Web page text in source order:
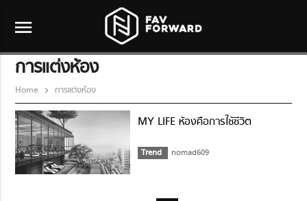
menu
การแต่งห้อง
Home การแต่งห้อง
MY LIFE ห้องคือการใช้ชีวิต
Trend nomad609